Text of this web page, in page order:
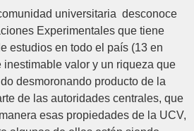
universitaria desconoce
Experimentales que tiene
estudios en todo el país (13 en
inestimable valor y un riqueza que
desmoronando producto de la
de las autoridades centrales, que
esas propiedades de la UCV,